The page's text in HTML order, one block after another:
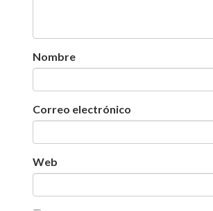
Nombre
Correo electrónico
Web